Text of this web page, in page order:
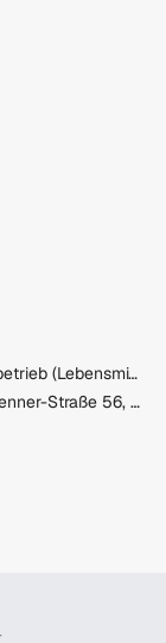
Produktionsmitarbeiter (m/w/d) im 3-Schichtbetrieb (Lebensmittel)
Lehrling im Einzelhandel (m/w/d) Dr.-Karl-Psenner-Straße 56, 6130 Schwaz